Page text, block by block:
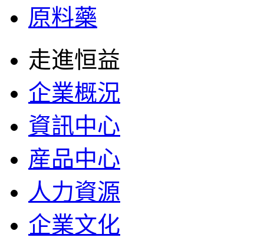
原料藥
走進恒益
企業概況
資訊中心
産品中心
人力資源
企業文化